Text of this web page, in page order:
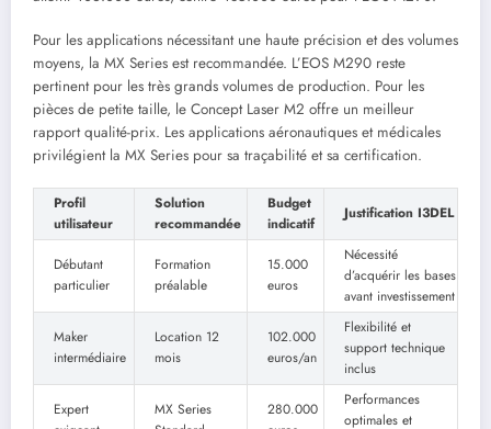
Pour les applications nécessitant une haute précision et des volumes
moyens, la MX Series est recommandée. L’EOS M290 reste
pertinent pour les très grands volumes de production. Pour les
pièces de petite taille, le Concept Laser M2 offre un meilleur
rapport qualité-prix. Les applications aéronautiques et médicales
privilégient la MX Series pour sa traçabilité et sa certification.
Profil
utilisateur
Solution
recommandée
Budget
indicatif
Justification I3DEL
Débutant
particulier
Formation
préalable
15.000
euros
Nécessité
d’acquérir les bases
avant investissement
Maker
intermédiaire
Location 12
mois
102.000
euros/an
Flexibilité et
support technique
inclus
Expert
MX Series
280.000
Performances
optimales et